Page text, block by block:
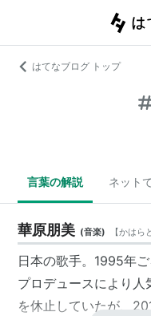
はてなブログ トップ
言葉の解説 ネット
華原朋美 (音楽) 【かはら
日本の歌手。1995年
プロデュースにより
を休止していたが、